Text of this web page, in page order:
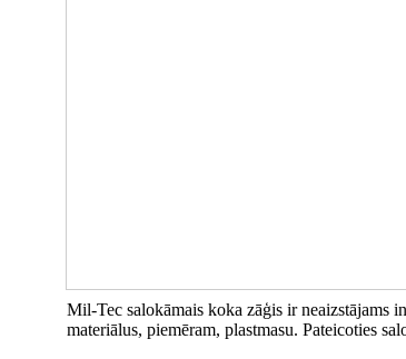
Mil-Tec salokāmais koka zāģis ir neaizstājams
materiālus, piemēram, plastmasu. Pateicoties